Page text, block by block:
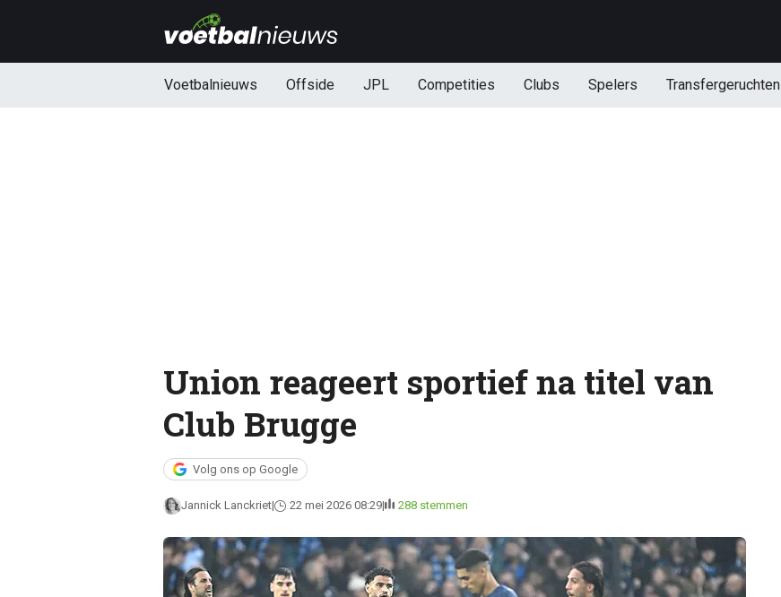
Voetbalnieuws Offside JPL Competities Clubs Spelers Transfergeruchten
Union reageert sportief na titel van
Club Brugge
Volg ons op Google
Jannick Lanckriet 22 mei 2026 08:29 288 stemmen